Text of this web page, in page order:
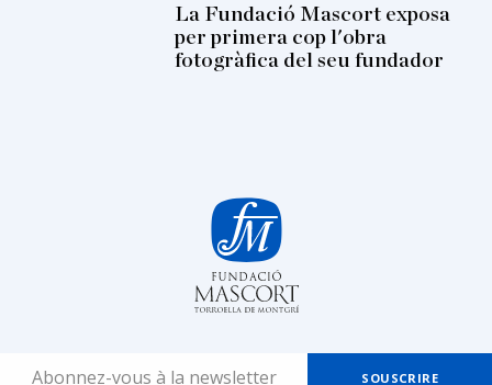
La Fundació Mascort exposa
per primera cop l'obra
fotogràfica del seu fundador